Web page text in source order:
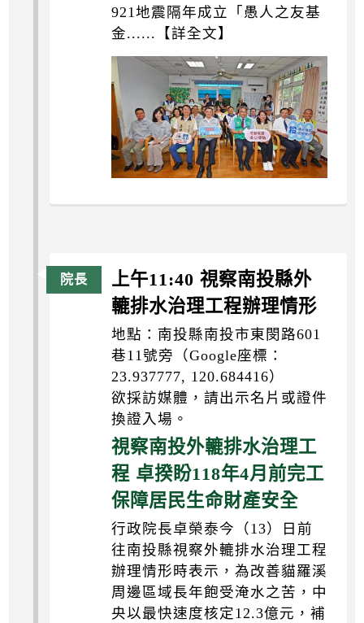
921地震隔年成立「愚人之友基
金......【詳全文】
上午11:40 視察南投縣外
轆排水治理工程辦理情形
地點：南投縣南投市東閔路601
巷11號旁（Google座標：
23.937777, 120.684416）
欲採訪媒體，請出示名片或證件
換證入場。
視察南投外轆排水治理工
程 卓揆盼118年4月前完工
保障居民生命財產安全
行政院長卓榮泰今（13）日前
往南投縣視察外轆排水治理工程
辦理情形時表示，為改善貓羅溪
周邊區域長年飽受淹水之苦，中
央以最快速度核定12.3億元，補